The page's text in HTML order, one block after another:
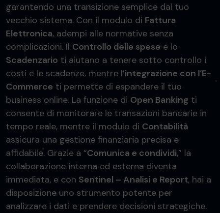
garantendo una transizione semplice dal tuo
vecchio sistema. Con il modulo di Fattura
Elettronica, adempi alle normative senza
complicazioni. Il Controllo delle spese e lo
Scadenzario ti aiutano a tenere sotto controllo i
costi e le scadenze, mentre l’integrazione con l’E-
Commerce ti permette di espandere il tuo
business online. La funzione di Open Banking ti
consente di monitorare le transazioni bancarie in
tempo reale, mentre il modulo di Contabilità
assicura una gestione finanziaria precisa e
affidabile. Grazie a “Comunica e condividi,” la
collaborazione interna ed esterna diventa
immediata, e con Sentinel – Analisi e Report, hai a
disposizione uno strumento potente per
analizzare i dati e prendere decisioni strategiche.